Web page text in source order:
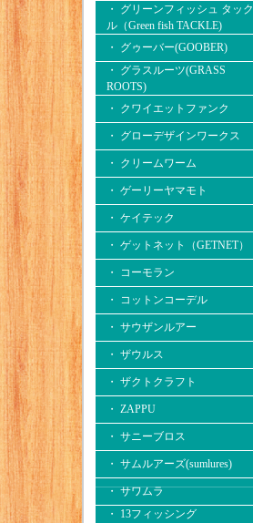
・ グリーンフィッシュ タック
ル（Green fish TACKLE)
・ グゥーバー(GOOBER)
・ グラスルーツ(GRASS
ROOTS)
・ クワイエットファンク
・ グローデザインワークス
・ クリームワーム
・ ゲーリーヤマモト
・ ケイテック
・ ゲットネット（GETNET）
・ コーモラン
・ コットンコーデル
・ サウザンルアー
・ ザウルス
・ ザクトクラフト
・ ZAPPU
・ サニーブロス
・ サムルアーズ(sumlures)
・ サワムラ
・ 13フィッシング